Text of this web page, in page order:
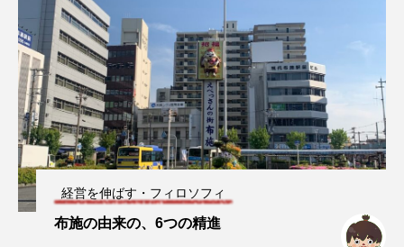
経営を伸ばす・フィロソフィ
布施の由来の、6つの精進